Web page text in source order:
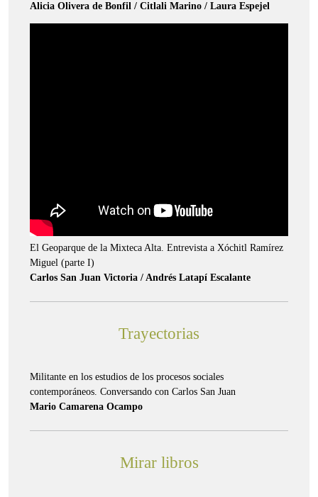
Alicia Olivera de Bonfil / Citlali Marino / Laura Espejel
El Geoparque de la Mixteca Alta. Entrevista a Xóchitl Ramírez
Miguel (parte I)
Carlos San Juan Victoria / Andrés Latapí Escalante
Trayectorias
Militante en los estudios de los procesos sociales
contemporáneos. Conversando con Carlos San Juan
Mario Camarena Ocampo
Mirar libros